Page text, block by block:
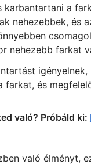
a
nehezebbek, és
nehezebb farkat
farkat, és
való? Próbáld ki:
való élményt,